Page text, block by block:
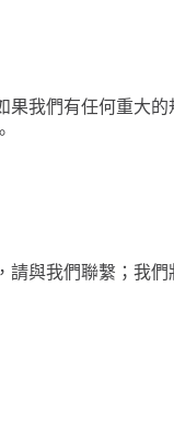
果我們有任何重大
與我們聯繫；我們